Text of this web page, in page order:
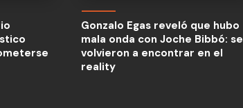
mala onda con Joche Bibbó: se
volvieron a encontrar en el
reality
Gonzalo Egas reveló que hubo
mala onda con Joche Bibbó: se
volvieron a encontrar en el
reality